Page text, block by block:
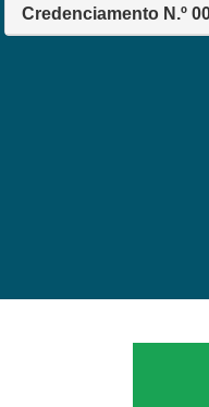
AVISO DE CONTRATAÇÃO
SERVIÇO DE CONFECÇÃO
ANTÔNIO DO SUDOESTE
Credenciamento N.º